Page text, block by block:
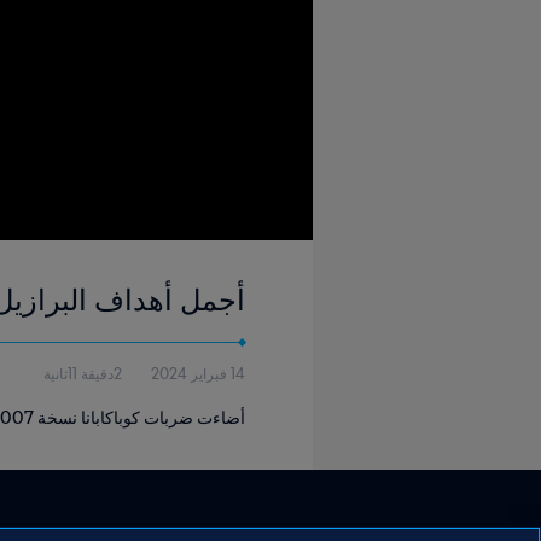
أجمل أهداف البرازيل
14 فبراير 2024 2دقيقة 11ثانية
أضاءت ضربات كوباكابانا نسخة 2007 من كأس العالم لكرة القدم الشاطئية FIFA. استرجع ذكريات بعضًا من أفضل تسديدات البرازيل 2007.